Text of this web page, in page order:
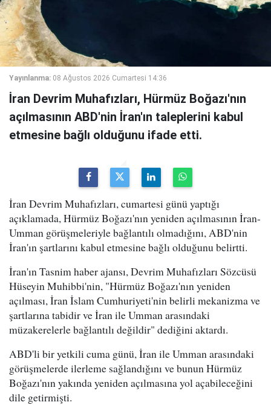
Yayınlanma: 08 Ağustos 2026 Cumartesi 14:36
İran Devrim Muhafızları, Hürmüz Boğazı'nın
açılmasının ABD'nin İran'ın taleplerini kabul
etmesine bağlı olduğunu ifade etti.
İran Devrim Muhafızları, cumartesi günü yaptığı
açıklamada, Hürmüz Boğazı'nın yeniden açılmasının İran-
Umman görüşmeleriyle bağlantılı olmadığını, ABD'nin
İran'ın şartlarını kabul etmesine bağlı olduğunu belirtti.
İran'ın Tasnim haber ajansı, Devrim Muhafızları Sözcüsü
Hüseyin Muhibbi'nin, "Hürmüz Boğazı'nın yeniden
açılması, İran İslam Cumhuriyeti'nin belirli mekanizma ve
şartlarına tabidir ve İran ile Umman arasındaki
müzakerelerle bağlantılı değildir" dediğini aktardı.
ABD'li bir yetkili cuma günü, İran ile Umman arasındaki
görüşmelerde ilerleme sağlandığını ve bunun Hürmüz
Boğazı'nın yakında yeniden açılmasına yol açabileceğini
dile getirmişti.